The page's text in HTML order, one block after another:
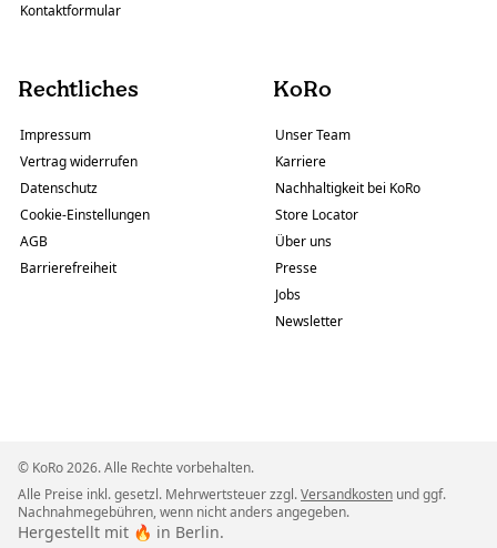
Kontaktformular
Rechtliches
Impressum
Vertrag widerrufen
Datenschutz
Cookie-Einstellungen
AGB
Barrierefreiheit
KoRo
Unser Team
Karriere
Nachhaltigkeit bei KoRo
Store Locator
Über uns
Presse
Jobs
Newsletter
© KoRo 2026. Alle Rechte vorbehalten.
Alle Preise inkl. gesetzl. Mehrwertsteuer zzgl.Versandkosten und ggf.
Nachnahmegebühren, wenn nicht anders angegeben.
Hergestellt mit 🔥 in Berlin.